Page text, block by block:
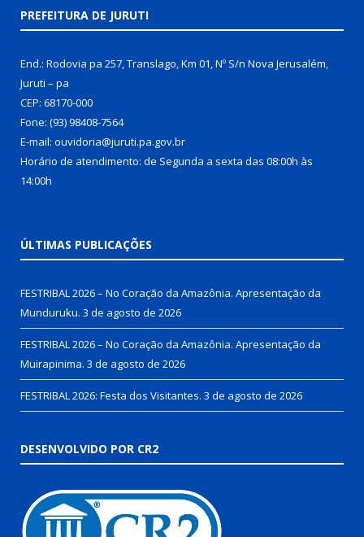
PREFEITURA DE JURUTI
End.: Rodovia pa 257, Translago, Km 01, Nº S/n Nova Jerusalém,
Juruti – pa
CEP: 68170-000
Fone: (93) 98408-7564
E-mail: ouvidoria@juruti.pa.gov.br
Horário de atendimento: de Segunda a sexta das 08:00h às
14:00h
ÚLTIMAS PUBLICAÇÕES
FESTRIBAL 2026 – No Coração da Amazônia. Apresentação da
Munduruku. 3 de agosto de 2026
FESTRIBAL 2026 – No Coração da Amazônia. Apresentação da
Muirapinima. 3 de agosto de 2026
FESTRIBAL 2026: Festa dos Visitantes. 3 de agosto de 2026
DESENVOLVIDO POR CR2